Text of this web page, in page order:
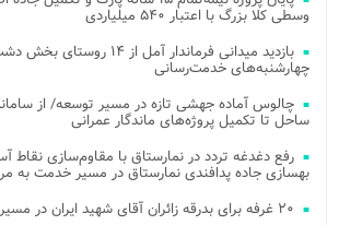
وسطی کلا بزرگ با اعتبار ۵۴۰ میلیاردی
بازدید میدانی فرماندار آمل از ۱۴
چهارشنبه‌های خدمت‌رسانی
ساحل تا تکمیل پروژه‌های ماندگار عمرانی
رفع دغدغه تردد در نمارستاق با مقاوم‌سازی نقاط
بهسازی جاده پدافندی نمارستاق در مسیر خدمت به
۲۰ غرفه برای بدرقه زائران آقای شهید ایران در مسیر طریق الرضا برپا شد